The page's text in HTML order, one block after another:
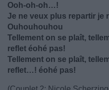
Ooh-oh-oh…!
Je ne veux plus repartir je
Ouhouhouhou
Tellement on se plaît,
reflet éohé pas!
Tellement on se plaît,
reflet…! éohé pas!